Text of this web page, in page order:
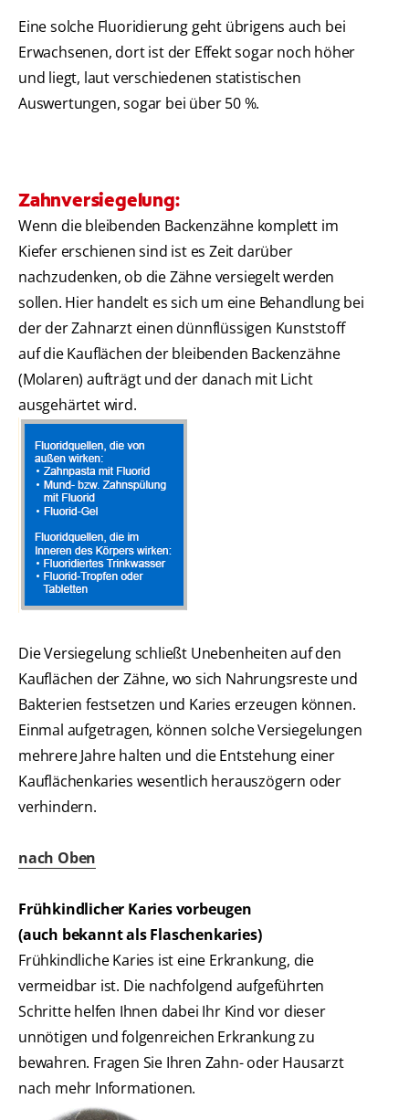
Eine solche Fluoridierung geht übrigens auch bei
Erwachsenen, dort ist der Effekt sogar noch höher
und liegt, laut verschiedenen statistischen
Auswertungen, sogar bei über 50 %.
Zahnversiegelung:
Wenn die bleibenden Backenzähne komplett im
Kiefer erschienen sind ist es Zeit darüber
nachzudenken, ob die Zähne versiegelt werden
sollen. Hier handelt es sich um eine Behandlung bei
der der Zahnarzt einen dünnflüssigen Kunststoff
auf die Kauflächen der bleibenden Backenzähne
(Molaren) aufträgt und der danach mit Licht
ausgehärtet wird.
Die Versiegelung schließt Unebenheiten auf den
Kauflächen der Zähne, wo sich Nahrungsreste und
Bakterien festsetzen und Karies erzeugen können.
Einmal aufgetragen, können solche Versiegelungen
mehrere Jahre halten und die Entstehung einer
Kauflächenkaries wesentlich herauszögern oder
verhindern.
nach Oben
Frühkindlicher Karies vorbeugen
(auch bekannt als Flaschenkaries)
Frühkindliche Karies ist eine Erkrankung, die
vermeidbar ist. Die nachfolgend aufgeführten
Schritte helfen Ihnen dabei Ihr Kind vor dieser
unnötigen und folgenreichen Erkrankung zu
bewahren. Fragen Sie Ihren Zahn- oder Hausarzt
nach mehr Informationen.